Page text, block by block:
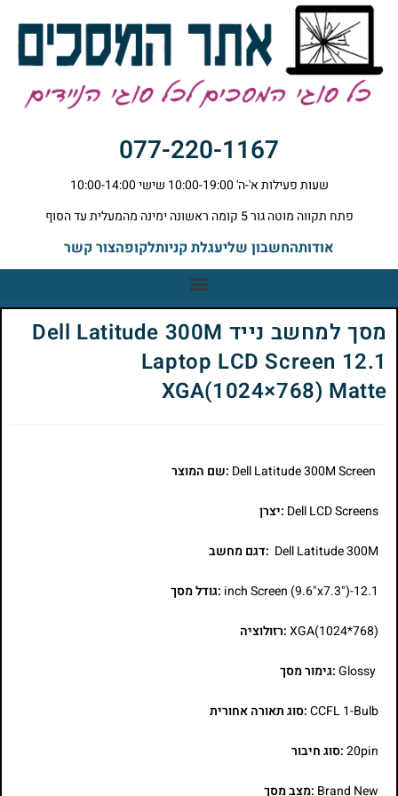
077-220-1167
שעות פעילות א'-ה' 10:00-19:00 שישי 10:00-14:00
פתח תקווה מוטה גור 5 קומה ראשונה ימינה מהמעלית עד הסוף
אודותהחשבון שליעגלת קניותלקופהצור קשר
מסך למחשב נייד Dell Latitude 300M
Laptop LCD Screen 12.1
XGA(1024×768) Matte
:שם המוצר
Dell LCD Screens :יצרן
Dell Latitude 300M :דגם מחשב
12.1-inch Screen (9.6"x7.3") :גודל מסך
XGA(1024*768):רזולוציה
Glossy:גימור מסך
CCFL 1-Bulb:סוג תאורה אחורית
20pin:סוג חיבור
Brand New :מצב מסך